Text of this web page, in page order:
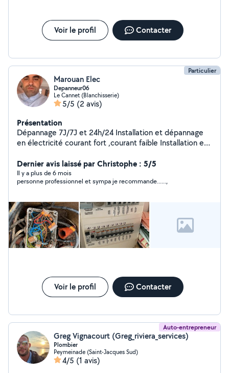
Voir le profil Contacter
Particulier
Marouan Elec
Depanneur06
Le Cannet (Blanchisserie)
5/5 (2 avis)
Présentation
Dépannage 7J/7J et 24h/24 Installation et dépannage
en électricité courant fort ,courant faible Installation et
serrurerie Ouverture de porte 24/24h et 7/7J Je suis à
votre service disponible à tout moment
Dernier avis laissé par Christophe : 5/5
Il y a plus de 6 mois
personne professionnel et sympa je recommande......,
Voir le profil Contacter
Auto-entrepreneur
Greg Vignacourt (Greg_riviera_services)
Plombier
Peymeinade (Saint-Jacques Sud)
4/5 (1 avis)